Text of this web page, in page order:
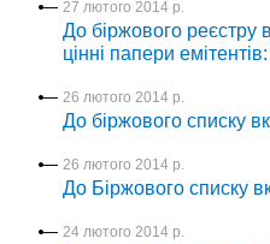
27 лютого 2014 р.
До біржового реєстру
цінні папери
26 лютого 2014 р.
До біржового списку
26 лютого 2014 р.
До Біржового списку
24 лютого 2014 р.